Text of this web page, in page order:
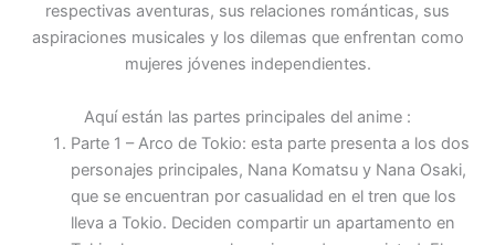
respectivas aventuras, sus relaciones románticas, sus
aspiraciones musicales y los dilemas que enfrentan como
mujeres jóvenes independientes.
Aquí están las partes principales del anime :
Parte 1 – Arco de Tokio: esta parte presenta a los dos
personajes principales, Nana Komatsu y Nana Osaki,
que se encuentran por casualidad en el tren que los
lleva a Tokio. Deciden compartir un apartamento en